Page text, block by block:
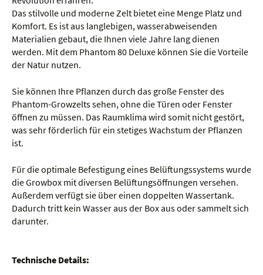
Das stilvolle und moderne Zelt bietet eine Menge Platz und
Komfort. Es ist aus langlebigen, wasserabweisenden
Materialien gebaut, die Ihnen viele Jahre lang dienen
werden. Mit dem Phantom 80 Deluxe können Sie die Vorteile
der Natur nutzen.
Sie können Ihre Pflanzen durch das große Fenster des
Phantom-Growzelts sehen, ohne die Türen oder Fenster
öffnen zu müssen. Das Raumklima wird somit nicht gestört,
was sehr förderlich für ein stetiges Wachstum der Pflanzen
ist.
Für die optimale Befestigung eines Belüftungssystems wurde
die Growbox mit diversen Belüftungsöffnungen versehen.
Außerdem verfügt sie über einen doppelten Wassertank.
Dadurch tritt kein Wasser aus der Box aus oder sammelt sich
darunter.
Technische Details: